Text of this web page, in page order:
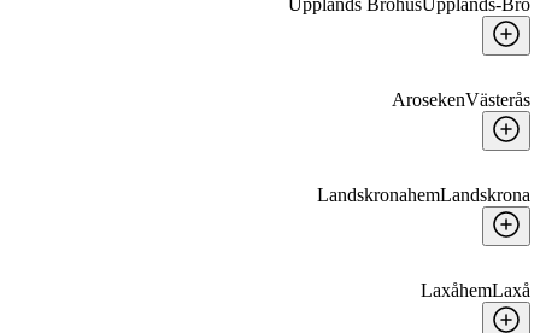
ArosekenVästerås
LandskronahemLandskrona
LaxåhemLaxå